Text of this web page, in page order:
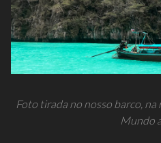
Foto tirada no nosso barco, na
Mundo